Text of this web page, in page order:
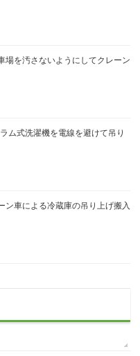
場を汚さないようにしてクレーン
ム式洗濯機を電線を避けて吊り
ン車による冷蔵庫の吊り上げ搬入